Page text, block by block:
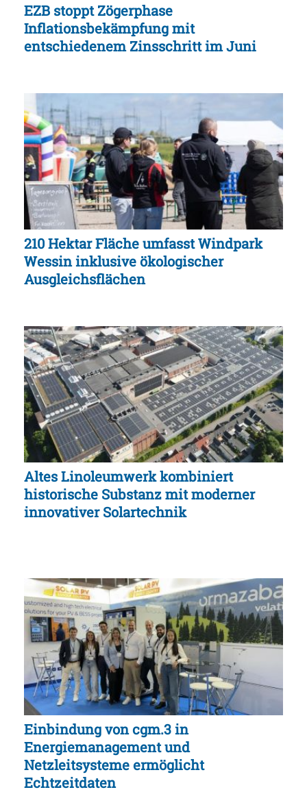
EZB stoppt Zögerphase
Inflationsbekämpfung mit
entschiedenem Zinsschritt im Juni
210 Hektar Fläche umfasst Windpark
Wessin inklusive ökologischer
Ausgleichsflächen
Altes Linoleumwerk kombiniert
historische Substanz mit moderner
innovativer Solartechnik
Einbindung von cgm.3 in
Energiemanagement und
Netzleitsysteme ermöglicht
Echtzeitdaten